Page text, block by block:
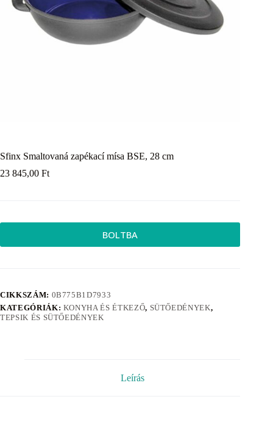
Sfinx Smaltovaná zapékací mísa BSE, 28 cm
23 845,00 Ft
BOLTBA
CIKKSZÁM: 0B775B1D7933
KATEGÓRIÁK: KONYHA ÉS ÉTKEZŐ, SÜTŐEDÉNYEK,
TEPSIK ÉS SÜTŐEDÉNYEK
Leírás